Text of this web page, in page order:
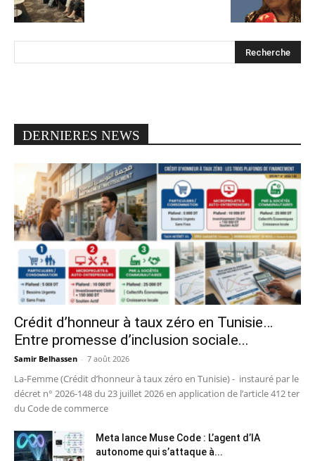
DERNIERES NEWS
Crédit d’honneur à taux zéro en Tunisie…
Entre promesse d’inclusion sociale...
Samir Belhassen - 7 août 2026
La-Femme (Crédit d’honneur à taux zéro en Tunisie) - instauré par le
décret n° 2026-148 du 23 juillet 2026 en application de l’article 412 ter
du Code de commerce
Meta lance Muse Code : L’agent d’IA
autonome qui s’attaque à...